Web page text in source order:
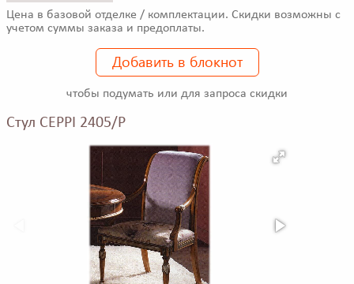
Цена в базовой отделке / комплектации. Скидки возможны с
учетом суммы заказа и предоплаты.
Добавить в блокнот
чтобы подумать или для запроса скидки
Стул CEPPI 2405/P